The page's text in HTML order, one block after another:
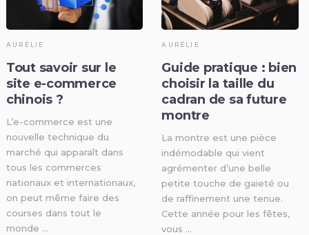
AURÉLIE
Tout savoir sur le
site e-commerce
chinois ?
L’e-commerce est une
nouvelle technique du
marché qui apparaît dans
tous les commerces
nationaux et internationaux,
on peut même faire des
courses dans tout le
monde …
AURÉLIE
Guide pratique : bien
choisir la taille du
cadran de sa future
montre
La montre est une pièce
indémodable qui vient
agrémenter d’une belle
petite touche de gaieté ou
de raffinement une tenue.
Cette année pour les fêtes,
vous …